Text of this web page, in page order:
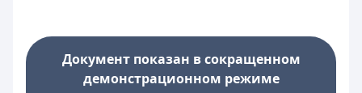
Документ показан в сокращенном
демонстрационном режиме